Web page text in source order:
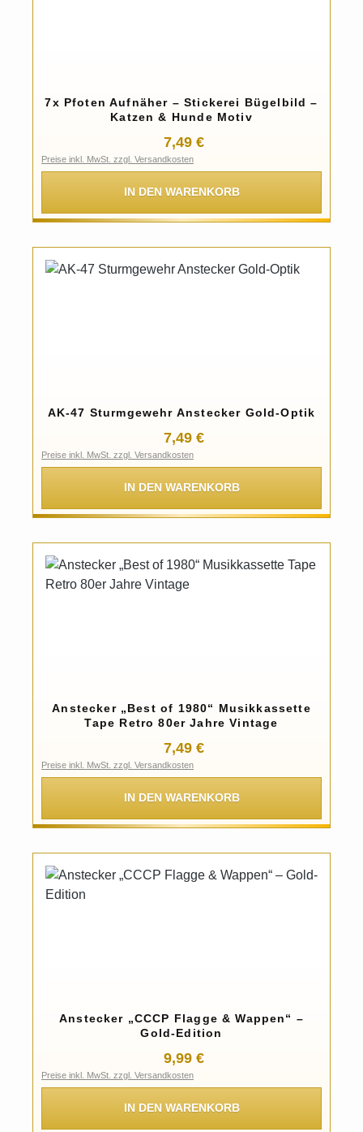
7x Pfoten Aufnäher – Stickerei Bügelbild –
Katzen & Hunde Motiv
Regulärer Preis:
7,49 €
Preise inkl. MwSt. zzgl. Versandkosten
IN DEN WARENKORB
AK-47 Sturmgewehr Anstecker Gold-Optik
Regulärer Preis:
7,49 €
Preise inkl. MwSt. zzgl. Versandkosten
IN DEN WARENKORB
Anstecker „Best of 1980“ Musikkassette
Tape Retro 80er Jahre Vintage
Regulärer Preis:
7,49 €
Preise inkl. MwSt. zzgl. Versandkosten
IN DEN WARENKORB
Anstecker „CCCP Flagge & Wappen“ –
Gold-Edition
Regulärer Preis:
9,99 €
Preise inkl. MwSt. zzgl. Versandkosten
IN DEN WARENKORB